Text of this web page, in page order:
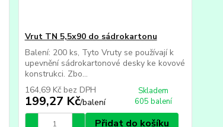
Vrut TN 5,5x90 do sádrokartonu
Balení: 200 ks, Tyto Vruty se používají k
upevnění sádrokartonové desky ke kovové
konstrukci. Zbo...
199,27 Kč/balení
164,69 Kč bez DPH
Skladem
605 balení
Přidat do košíku